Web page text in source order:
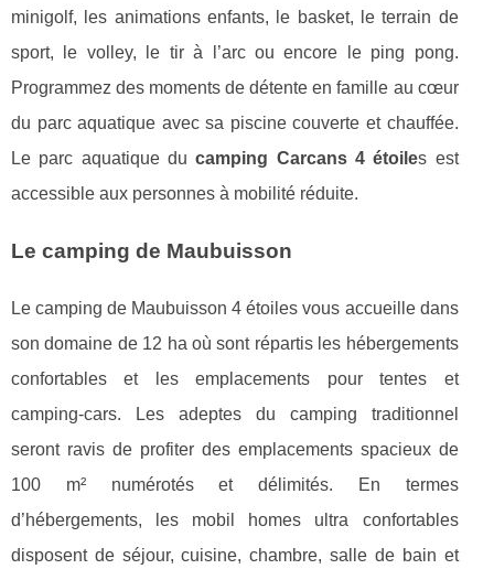
minigolf, les animations enfants, le basket, le terrain de
sport, le volley, le tir à l’arc ou encore le ping pong.
Programmez des moments de détente en famille au cœur
du parc aquatique avec sa piscine couverte et chauffée.
Le parc aquatique ducamping Carcans 4 étoiles est
accessible aux personnes à mobilité réduite.
Le camping de Maubuisson
Le camping de Maubuisson 4 étoiles vous accueille dans
son domaine de 12 ha où sont répartis les hébergements
confortables et les emplacements pour tentes et
camping-cars. Les adeptes du camping traditionnel
seront ravis de profiter des emplacements spacieux de
100 m² numérotés et délimités. En termes
d’hébergements, les mobil homes ultra confortables
disposent de séjour, cuisine, chambre, salle de bain et